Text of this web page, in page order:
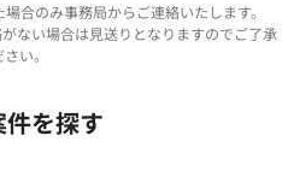
合のみ事務局からご連絡いたします。
ない場合は見送りとなりますのでご了承
い。
を探す